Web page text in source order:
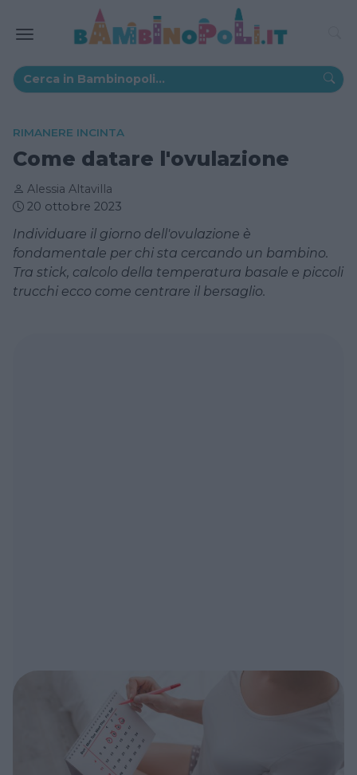
RIMANERE INCINTA
Come datare l'ovulazione
Alessia Altavilla
20 ottobre 2023
Individuare il giorno dell'ovulazione è
fondamentale per chi sta cercando un bambino.
Tra stick, calcolo della temperatura basale e piccoli
trucchi ecco come centrare il bersaglio.